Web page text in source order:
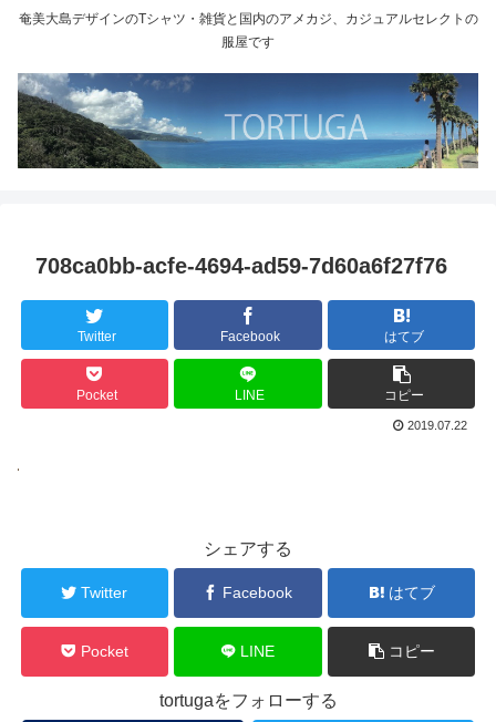
奄美大島デザインのTシャツ・雑貨と国内のアメカジ、カジュアルセレクトの
服屋です
708ca0bb-acfe-4694-ad59-7d60a6f27f76
Twitter Facebook はてブ
Pocket LINE コピー
2019.07.22
シェアする
Twitter Facebook はてブ
Pocket LINE コピー
tortugaをフォローする